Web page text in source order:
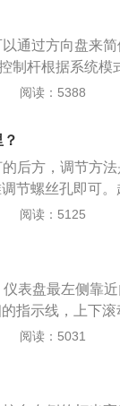
，福克斯采用的
通过方向盘来
制杆根据系统模
）模式起自动搜
距为2700mm。
险杠两侧增加了
阅读：5388
后方，调节方
节螺丝孔即可
高1450mm，轴
钟1400至
阅读：5125
表盘最左侧靠
指示线，上下
0挡、1挡、2挡
时调到1挡；当
阅读：5031